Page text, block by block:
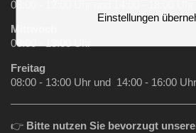
08:00 - 12:00 Uhr und 14:00 - 18:00 Uhr
Mittwoch
08:00 - 13:00 Uhr
Freitag
08:00 - 13:00 Uhr und 14:00 - 16:00 Uhr
👉 Bitte nutzen Sie bevorzugt
Einstellungen